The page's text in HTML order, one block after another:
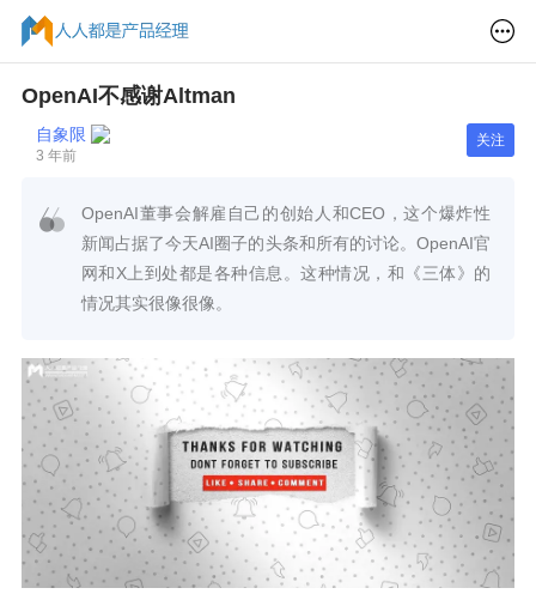
OpenAI不感谢Altman
自象限
3 年前
关注
OpenAI董事会解雇自己的创始人和CEO，这个爆炸性
新闻占据了今天AI圈子的头条和所有的讨论。OpenAI官
网和X上到处都是各种信息。这种情况，和《三体》的
情况其实很像很像。